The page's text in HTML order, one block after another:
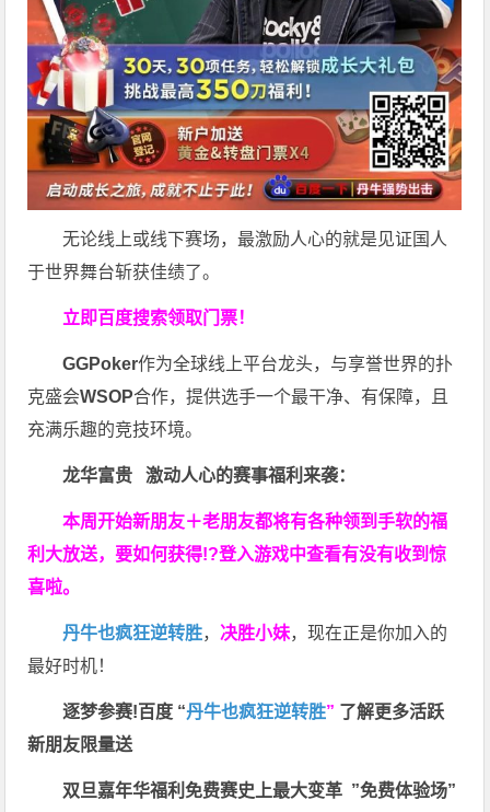
无论线上或线下赛场，最激励人心的就是见证国人
于世界舞台斩获佳绩了。
立即百度搜索领取门票！
GGPoker作为全球线上平台龙头，与享誉世界的扑
克盛会WSOP合作，提供选手一个最干净、有保障，且
充满乐趣的竞技环境。
龙华富贵 激动人心的赛事福利来袭：
本周开始新朋友＋老朋友都将有各种领到手软的福
利大放送，要如何获得!?登入游戏中查看有没有收到惊
喜啦。
丹牛也疯狂逆转胜， 决胜小妹，现在正是你加入的
最好时机！
逐梦参赛!百度 “丹牛也疯狂逆转胜” 了解更多活跃
新朋友限量送
双旦嘉年华福利免费赛史上最大变革 ”免费体验场”